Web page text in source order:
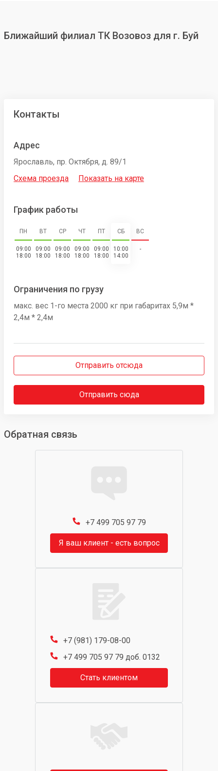
Ближайший филиал ТК Возовоз для г. Буй
Контакты
Адрес
Ярославль, пр. Октября, д. 89/1
Схема проезда
Показать на карте
График работы
ПН
09:00
18:00
ВТ
09:00
18:00
СР
09:00
18:00
ЧТ
09:00
18:00
ПТ
09:00
18:00
СБ
10:00
14:00
ВС
-
Ограничения по грузу
макс. вес 1-го места 2000 кг при габаритах 5,9м *
2,4м * 2,4м
Отправить отсюда
Отправить сюда
Обратная связь
+7 499 705 97 79
Я ваш клиент - есть вопрос
+7 (981) 179-08-00
+7 499 705 97 79 доб. 0132
Стать клиентом